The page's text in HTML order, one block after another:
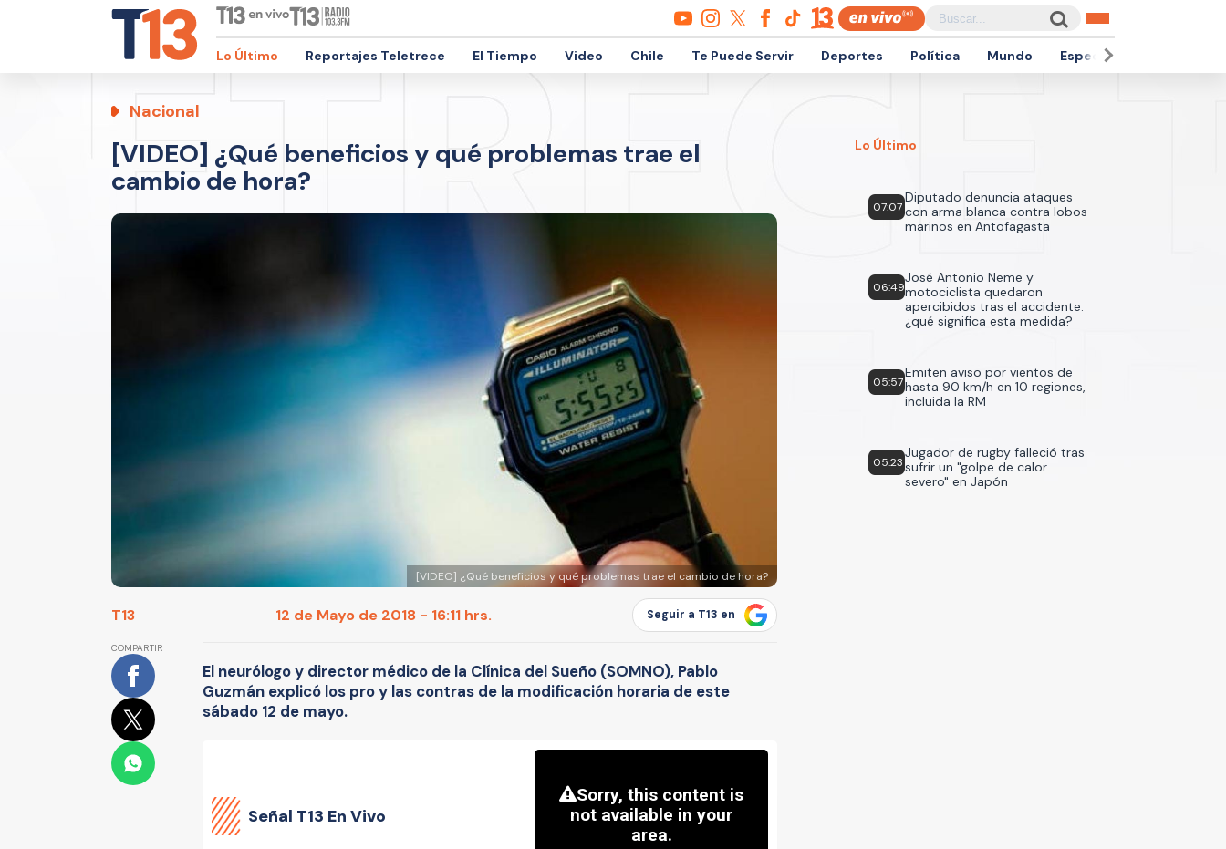
Lo Último Reportajes Teletrece El Tiempo Video Chile Te Puede Servir Deportes Política Mundo Espectáculos
Nacional
[VIDEO] ¿Qué beneficios y qué problemas trae el
cambio de hora?
[VIDEO] ¿Qué beneficios y qué problemas trae el cambio de hora?
T13 12 de Mayo de 2018 - 16:11 hrs. Seguir a T13 en
COMPARTIR
El neurólogo y director médico de la Clínica del Sueño (SOMNO), Pablo
Guzmán explicó los pro y las contras de la modificación horaria de este
sábado 12 de mayo.
Señal T13 En Vivo
Lo Último
07:07
Diputado denuncia ataques
con arma blanca contra lobos
marinos en Antofagasta
06:49
José Antonio Neme y
motociclista quedaron
apercibidos tras el accidente:
¿qué significa esta medida?
05:57
Emiten aviso por vientos de
hasta 90 km/h en 10 regiones,
incluida la RM
05:23
Jugador de rugby falleció tras
sufrir un "golpe de calor
severo" en Japón